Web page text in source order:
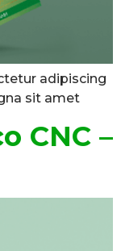
adipiscing
sit amet
CNC –